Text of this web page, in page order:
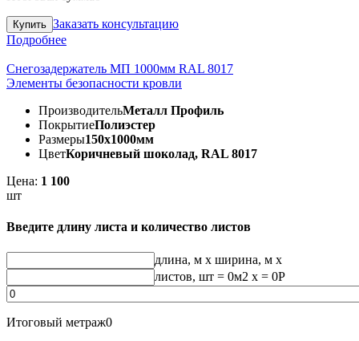
Заказать консультацию
Подробнее
Снегозадержатель МП 1000мм RAL 8017
Элементы безопасности кровли
ПроизводительМеталл Профиль
ПокрытиеПолиэстер
Размеры150х1000мм
ЦветКоричневый шоколад, RAL 8017
Цена: 1 100
шт
Введите длину листа и количество листов
длина, м x ширина, м x
листов, шт = 0м2 x = 0Р
Итоговый метраж0